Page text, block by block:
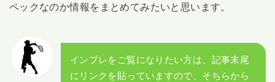
ペックなのか情報をまとめてみたいと思います。
インプレをご覧になりたい方は、記事末尾
にリンクを貼っていますので、そちらから